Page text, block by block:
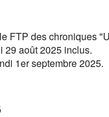
le FTP des chroniques
29 août 2025 inclus.
1er septembre 2025.